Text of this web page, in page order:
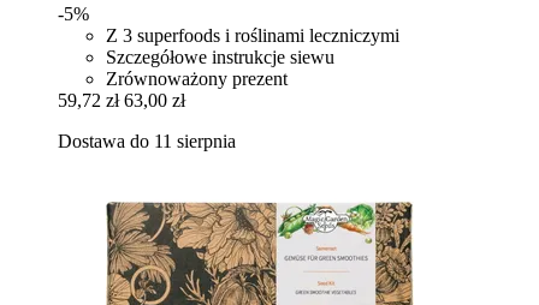
-5%
Z 3 superfoods i roślinami leczniczymi
Szczegółowe instrukcje siewu
Zrównoważony prezent
59,72 zł 63,00 zł
Dostawa do 11 sierpnia